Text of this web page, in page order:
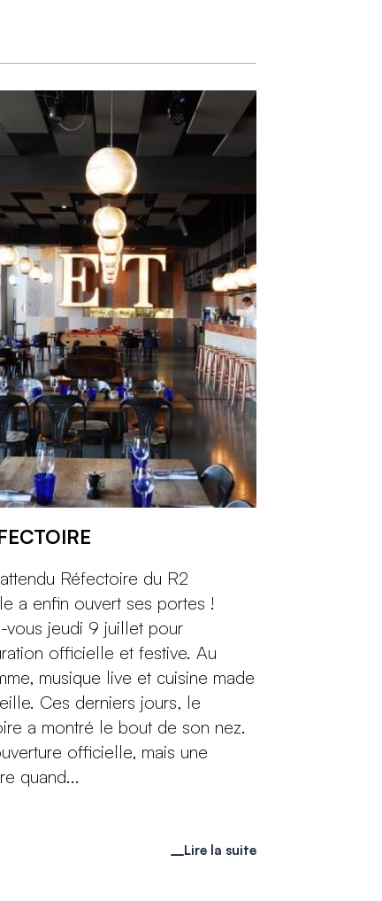
Réfectoire du R2
a enfin ouvert ses portes !
vous jeudi 9 juillet pour
officielle et festive. Au
musique live et cuisine made
Ces derniers jours, le
a montré le bout de son nez.
officielle, mais une
quand...
Lire la suite